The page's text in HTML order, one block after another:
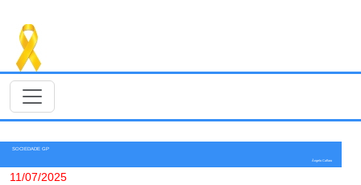
SOCIEDADE GP
Ângelo Caffaro
11/07/2025